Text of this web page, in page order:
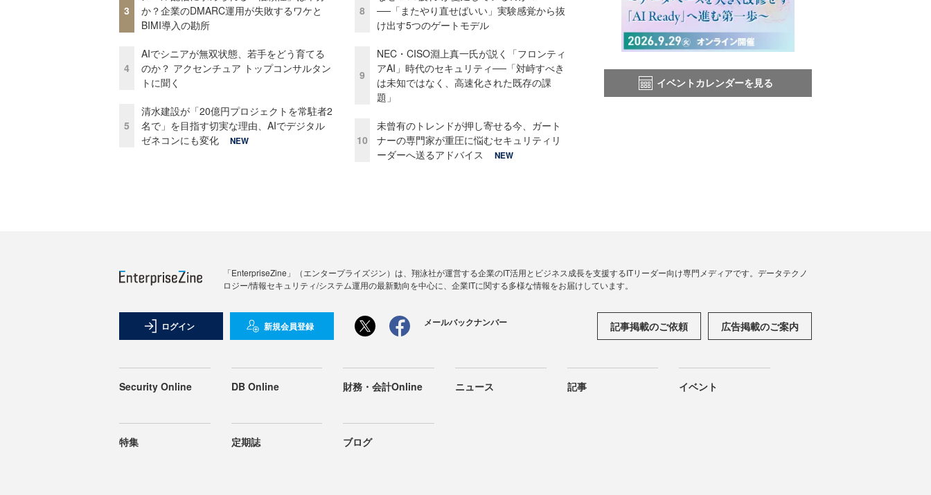
3
か？企業のDMARC運用が失敗するワケと
BIMI導入の勘所
4
AIでシニアが無双状態、若手をどう育てる
のか？ アクセンチュア トップコンサルタン
トに聞く
5
清水建設が「20億円プロジェクトを常駐者2
名で」を目指す切実な理由、AIでデジタル
ゼネコンにも変化
NEW
8
──「またやり直せばいい」実験感覚から抜
け出す5つのゲートモデル
9
NEC・CISO淵上真一氏が説く「フロンティ
アAI」時代のセキュリティ──「対峙すべき
は未知ではなく、高速化された既存の課
題」
10
未曾有のトレンドが押し寄せる今、ガート
ナーの専門家が重圧に悩むセキュリティリ
ーダーへ送るアドバイス
NEW
イベントカレンダーを見る
「EnterpriseZine」（エンタープライズジン）は、翔泳社が運営する企業のIT活用とビジネス成長を支援するITリーダー向け専門メディアです。データテクノ
ロジー/情報セキュリティ/システム運用の最新動向を中心に、企業ITに関する多様な情報をお届けしています。
ログイン 新規会員登録 メールバックナンバー 記事掲載のご依頼 広告掲載のご案内
Security Online DB Online 財務・会計Online ニュース 記事 イベント
特集 定期誌 ブログ